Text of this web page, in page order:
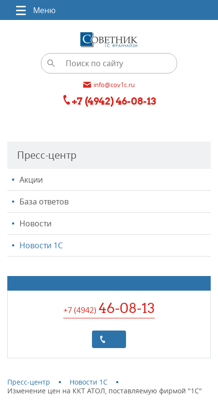
Меню
info@cov1c.ru
+7 (4942) 46-08-13
Пресс-центр
Акции
База ответов
Новости
Новости 1С
+7 (4942) 46-08-13
Пресс-центр
Новости 1С
Изменение цен на ККТ АТОЛ, поставляемую фирмой "1С"